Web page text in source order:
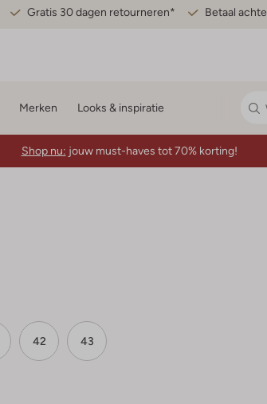
Gratis 30 dagen retourneren* Betaal
Merken Looks & inspiratie
Shop nu: jouw must-haves tot 70% korting!
42 43